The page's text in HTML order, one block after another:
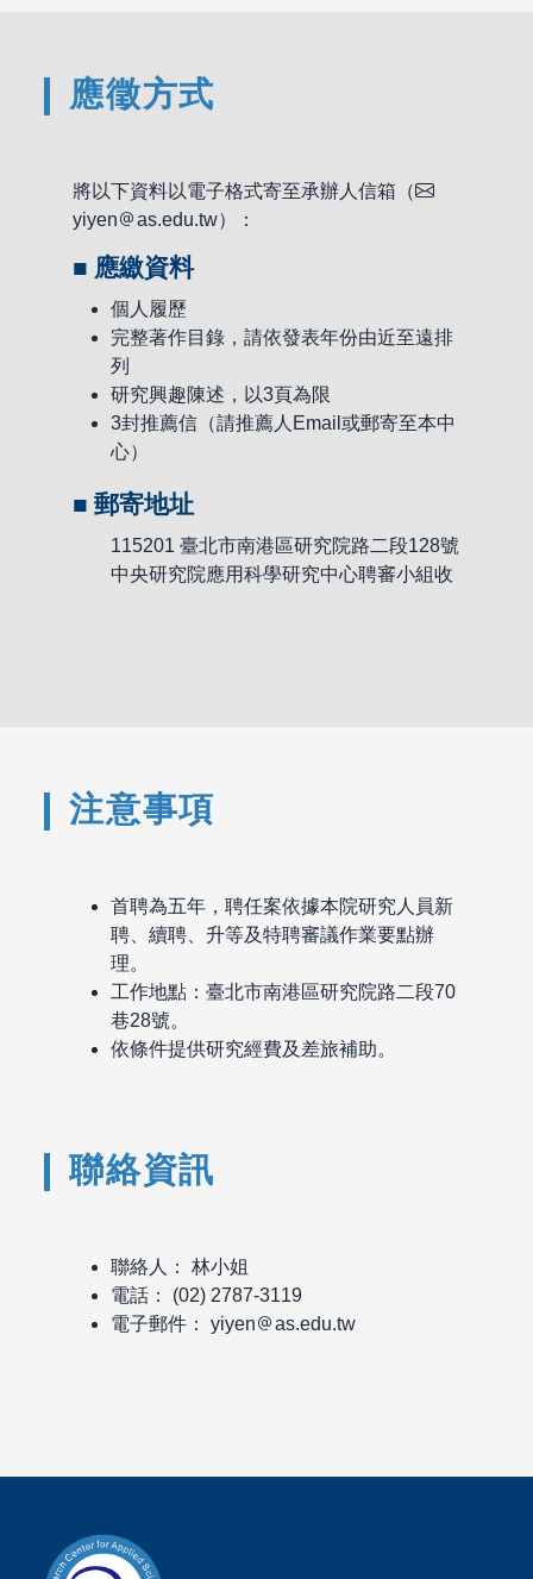
應徵方式
將以下資料以電子格式寄至承辦人信箱（
yiyen
as.edu.tw）：
應繳資料
個人履歷
完整著作目錄，請依發表年份由近至遠排
列
研究興趣陳述，以3頁為限
3封推薦信（請推薦人Email或郵寄至本中
心）
郵寄地址
115201 臺北市南港區研究院路二段128號
中央研究院應用科學研究中心聘審小組收
注意事項
首聘為五年，聘任案依據本院研究人員新
聘、續聘、升等及特聘審議作業要點辦
理。
工作地點：臺北市南港區研究院路二段70
巷28號。
依條件提供研究經費及差旅補助。
聯絡資訊
聯絡人： 林小姐
電話： (02) 2787-3119
電子郵件： yiyen
as.edu.tw